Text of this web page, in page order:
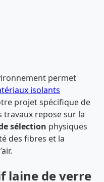
permet
isolants
projet spécifique de
travaux repose sur la
sélection physiques
des fibres et la
laine de verre